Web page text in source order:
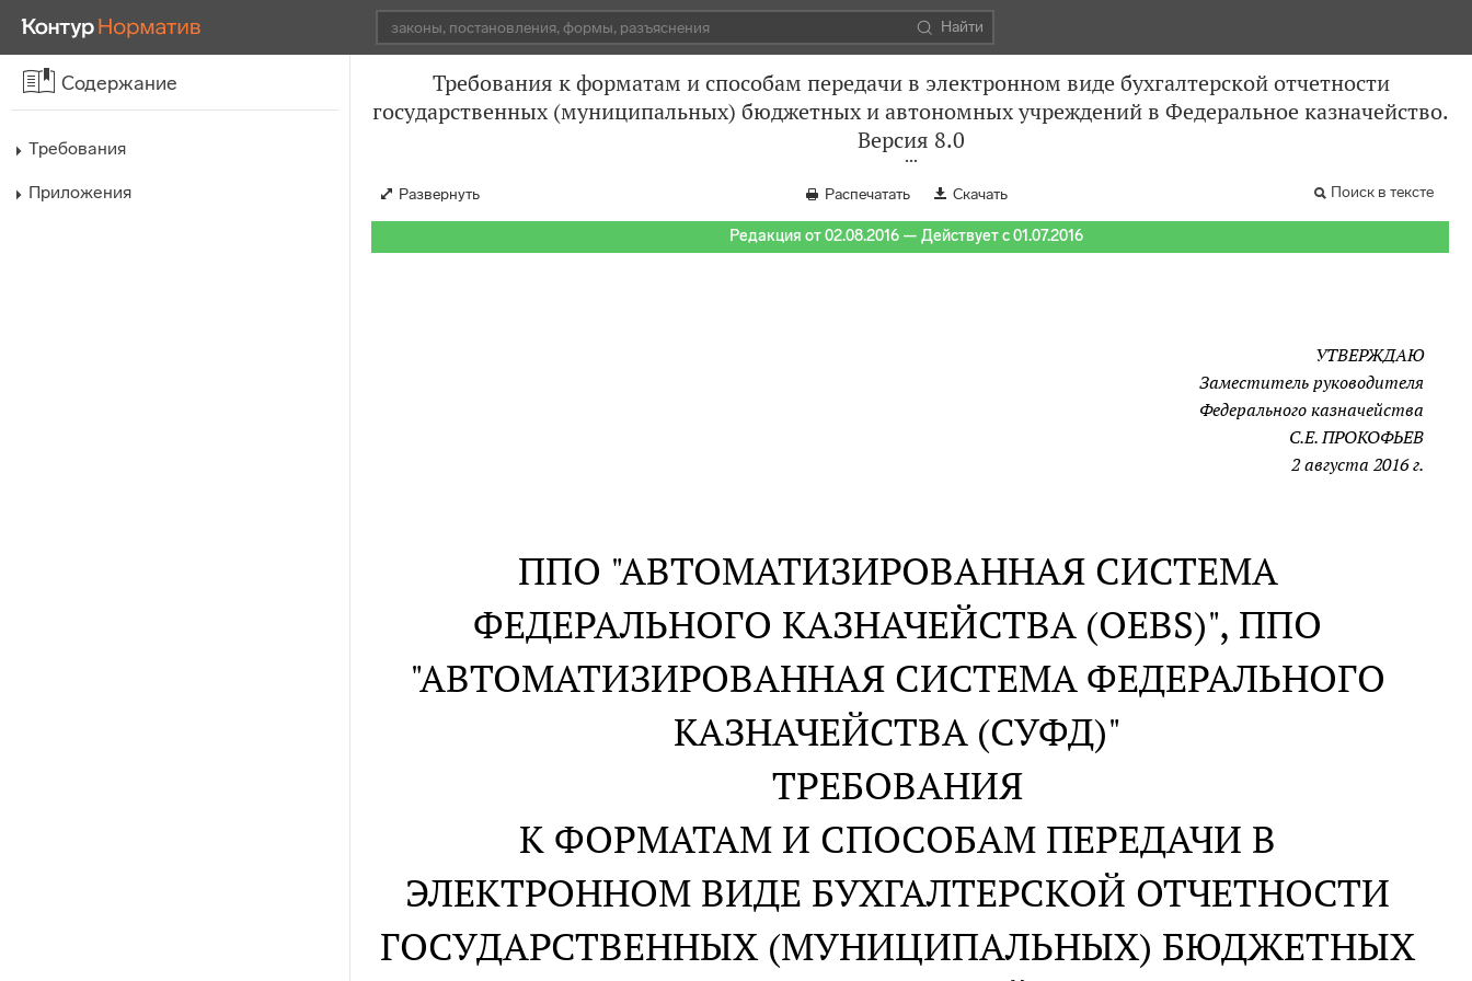
Найти
Содержание
Требования
Приложения
Требования к форматам и способам передачи в электронном виде бухгалтерской отчетности
государственных (муниципальных) бюджетных и автономных учреждений в Федеральное казначейство.
Версия 8.0
Развернуть Распечатать Скачать Поиск в тексте
Редакция от 02.08.2016 — Действует с 01.07.2016
УТВЕРЖДАЮ
Заместитель руководителя
Федерального казначейства
С.Е. ПРОКОФЬЕВ
2 августа 2016 г.
ППО "АВТОМАТИЗИРОВАННАЯ СИСТЕМА
ФЕДЕРАЛЬНОГО КАЗНАЧЕЙСТВА (OEBS)", ППО
"АВТОМАТИЗИРОВАННАЯ СИСТЕМА ФЕДЕРАЛЬНОГО
КАЗНАЧЕЙСТВА (СУФД)"
ТРЕБОВАНИЯ
К ФОРМАТАМ И СПОСОБАМ ПЕРЕДАЧИ В
ЭЛЕКТРОННОМ ВИДЕ БУХГАЛТЕРСКОЙ ОТЧЕТНОСТИ
ГОСУДАРСТВЕННЫХ (МУНИЦИПАЛЬНЫХ) БЮДЖЕТНЫХ